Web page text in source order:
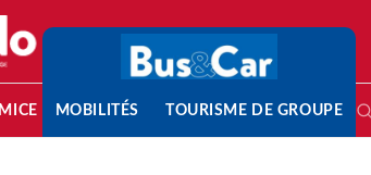
MICE MOBILITÉS TOURISME DE GROUPE